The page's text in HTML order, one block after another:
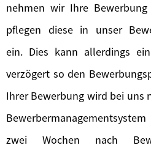
nehmen wir Ihre
pflegen diese in unser
ein. Dies kann allerdings
verzögert so den
Ihrer Bewerbung wird bei uns
zwei Wochen nach